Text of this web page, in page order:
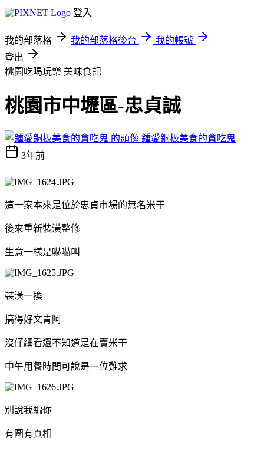
登入
我的部落格 我的部落格後台
我的帳號
登出
桃園吃喝玩樂 美味食記
桃園市中壢區-忠貞誠
鍾愛銅板美食的貪吃鬼
3年前
這一家本來是位於忠貞市場的無名米干
後來重新裝潢整修
生意一樣是嚇嚇叫
裝潢一換
搞得好文青阿
沒仔細看還不知道是在賣米干
中午用餐時間可說是一位難求
別說我騙你
有圖有真相